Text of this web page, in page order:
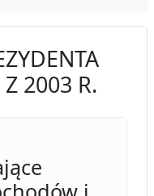
2003 R.